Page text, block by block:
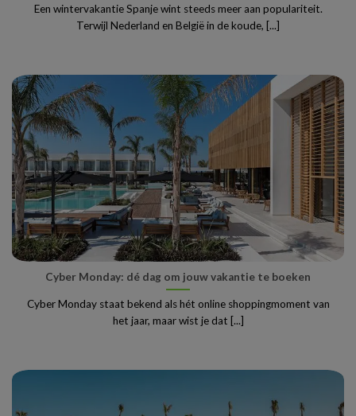
Een wintervakantie Spanje wint steeds meer aan populariteit.
Terwijl Nederland en België in de koude, [...]
Cyber Monday: dé dag om jouw vakantie te boeken
Cyber Monday staat bekend als hét online shoppingmoment van
het jaar, maar wist je dat [...]